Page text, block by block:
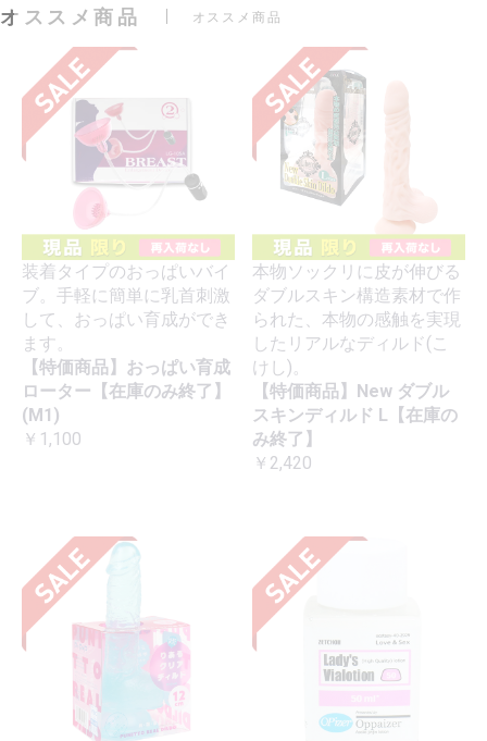
オススメ商品 オススメ商品
装着タイプのおっぱいバイ
ブ。手軽に簡単に乳首刺激
して、おっぱい育成ができ
ます。
【特価商品】おっぱい育成
ローター【在庫のみ終了】
(M1)
￥1,100
本物ソックリに皮が伸びる
ダブルスキン構造素材で作
られた、本物の感触を実現
したリアルなディルド(こ
けし)。
【特価商品】New ダブル
スキンディルド L【在庫の
み終了】
￥2,420